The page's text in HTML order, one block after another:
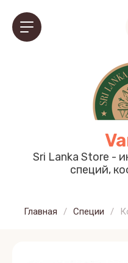
Sri Lanka Store -
специй,
Главная / Специи /